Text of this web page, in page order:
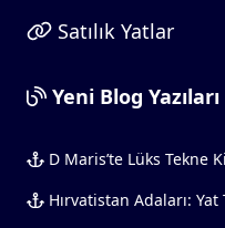
Satılık Yatlar
Yeni Blog Yazıları
D Maris’te Lüks Tekne
Hırvatistan Adaları: